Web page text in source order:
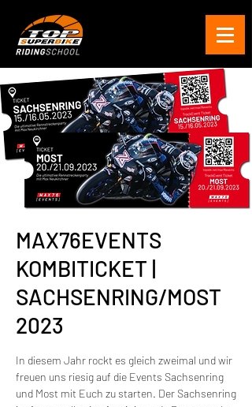
MAX76EVENTS
KOMBITICKET |
SACHSENRING/MOST
2023
In diesem Jahr rockt es gleich zweimal und wir
freuen uns riesig auf die Events Sachsenring
und Most mit Euch zu starten. Der Sachsenring